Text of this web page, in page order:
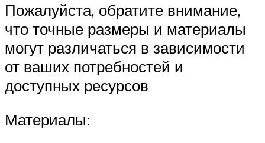
Пожалуйста, обратите внимание,
что точные размеры и материалы
могут различаться в зависимости
от ваших потребностей и
доступных ресурсов
Материалы: